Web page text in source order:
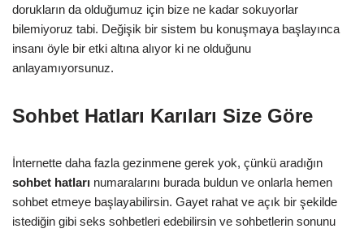
dorukların da olduğumuz için bize ne kadar sokuyorlar
bilemiyoruz tabi. Değişik bir sistem bu konuşmaya başlayınca
insanı öyle bir etki altına alıyor ki ne olduğunu
anlayamıyorsunuz.
Sohbet Hatları Karıları Size Göre
İnternette daha fazla gezinmene gerek yok, çünkü aradığın
sohbet hatları numaralarını burada buldun ve onlarla hemen
sohbet etmeye başlayabilirsin. Gayet rahat ve açık bir şekilde
istediğin gibi seks sohbetleri edebilirsin ve sohbetlerin sonunu